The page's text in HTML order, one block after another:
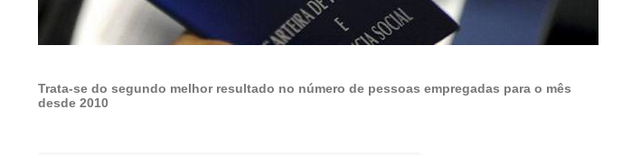
Trata-se do segundo melhor resultado no número de pessoas empregadas para o mês
desde 2010